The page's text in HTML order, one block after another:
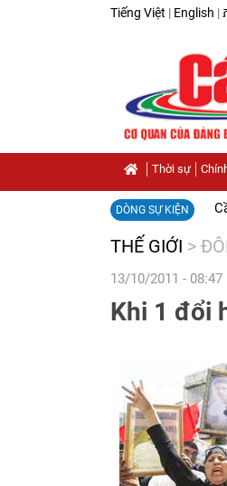
Tiếng Việt | English |
Thời sự
DÒNG SỰ KIỆN
THẾ GIỚI >
13/10/2011 - 08:47
Khi 1 đổi